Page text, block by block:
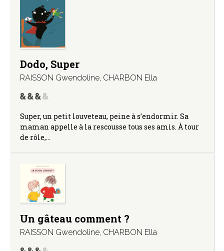
Dodo, Super
RAISSON Gwendoline, CHARBON Ella
Super, un petit louveteau, peine à s’endormir. Sa
maman appelle à la rescousse tous ses amis. À tour
de rôle,…
Un gâteau comment ?
RAISSON Gwendoline, CHARBON Ella